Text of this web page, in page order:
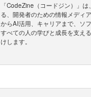
「CodeZine（コードジン）」
る、開発者のための情報メディ
からAI活用、キャリアまで、ソ
すべての人の学びと成長を支え
けします。